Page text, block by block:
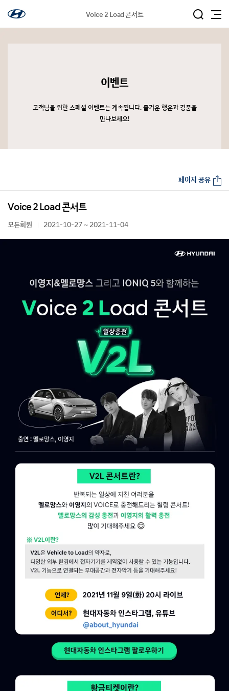
Voice 2 Load 콘서트
이벤트
고객님을 위한 스페셜 이벤트는 계속됩니다. 즐거운 행운과 경품을
만나보세요!
Voice 2 Load 콘서트
모든회원 2021-10-27 ~ 2021-11-04
페이지 공유